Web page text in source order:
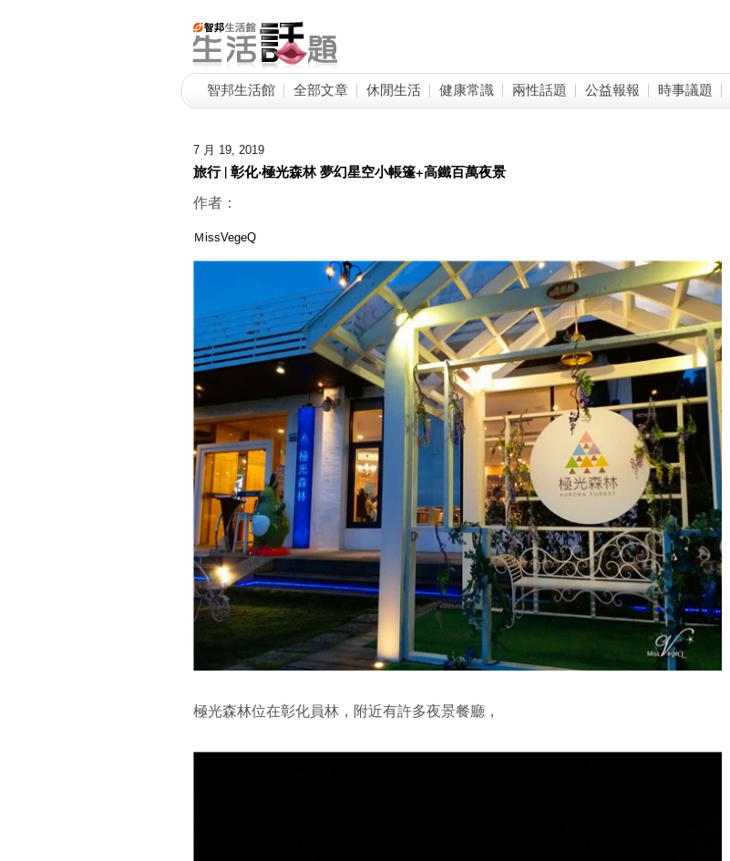
智邦生活館 全部文章 休閒生活 健康常識 兩性話題 公益報報 時事議題
7 月 19, 2019
旅行 | 彰化‧極光森林 夢幻星空小帳篷+高鐵百萬夜景
作者：
ＭissVegeQ
極光森林位在彰化員林，附近有許多夜景餐廳，